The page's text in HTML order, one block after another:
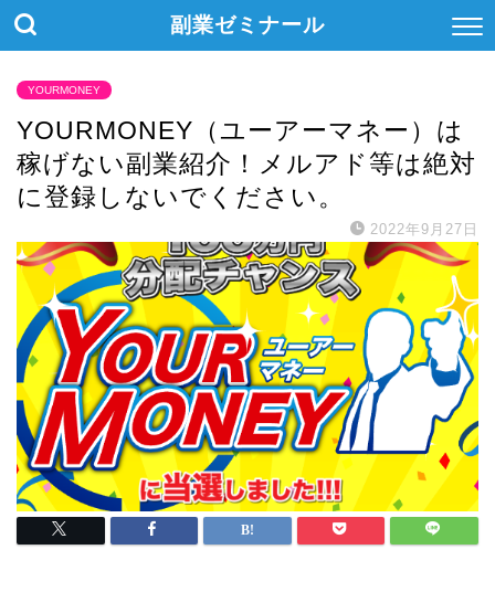
副業ゼミナール
YOURMONEY
YOURMONEY（ユーアーマネー）は
稼げない副業紹介！メルアド等は絶対
に登録しないでください。
2022年9月27日